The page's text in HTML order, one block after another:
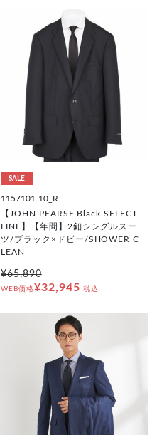
SALE
1157101-10_R
【JOHN PEARSE Black SELECT
LINE】【年間】2釦シングルスー
ツ/ブラック×ドビー/SHOWER C
LEAN
¥65,890
WEB価格¥32,945 税込